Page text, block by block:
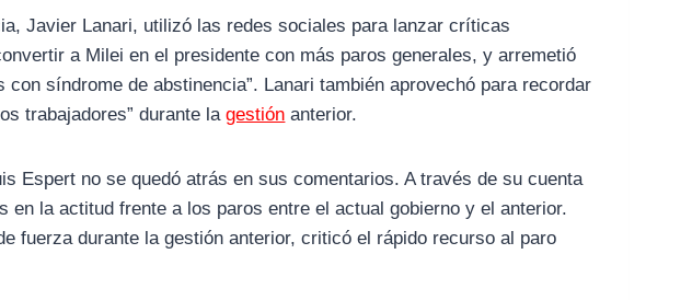
Javier Lanari, utilizó las redes sociales para lanzar críticas
a Milei en el presidente con más paros generales, y arremetió
síndrome de abstinencia”. Lanari también aprovechó para recordar
trabajadores” durante lagestión anterior.
Espert no se quedó atrás en sus comentarios. A través de su cuenta
en la actitud frente a los paros entre el actual gobierno y el anterior.
fuerza durante la gestión anterior, criticó el rápido recurso al paro